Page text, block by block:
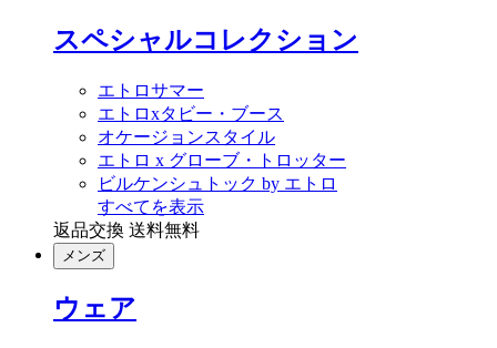
スペシャルコレクション
エトロサマー
エトロxタビー・ブース
オケージョンスタイル
エトロ x グローブ・トロッター
ビルケンシュトック by エトロ
すべてを表示
返品交換 送料無料
メンズ
ウェア